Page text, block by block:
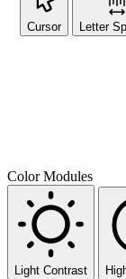
Cursor Letter
Color Modules
Light Contrast